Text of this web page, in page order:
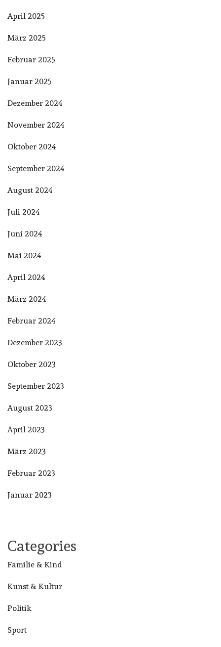
April 2025
März 2025
Februar 2025
Januar 2025
Dezember 2024
November 2024
Oktober 2024
September 2024
August 2024
Juli 2024
Juni 2024
Mai 2024
April 2024
März 2024
Februar 2024
Dezember 2023
Oktober 2023
September 2023
August 2023
April 2023
März 2023
Februar 2023
Januar 2023
Categories
Familie & Kind
Kunst & Kultur
Politik
Sport